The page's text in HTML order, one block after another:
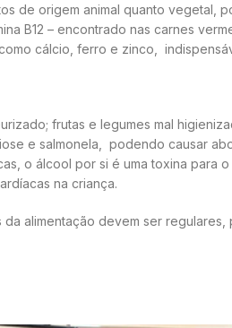
de origem animal quanto
B12 – encontrado nas carnes
cálcio, ferro e zinco,
frutas e legumes mal
e salmonela, podendo causar
o álcool por si é uma toxina para
na criança.
alimentação devem ser